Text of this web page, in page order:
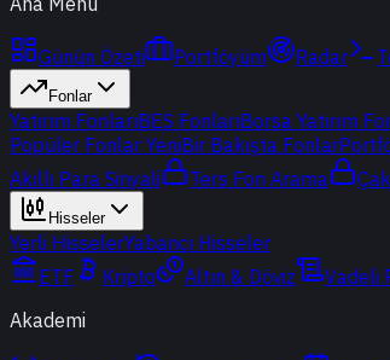
Günün Özeti Portföyüm Radar
Fonlar
Yatırım FonlarıBES FonlarıBorsa Yatırım
Popüler Fonlar YeniBir Bakışta Fonlar
Akıllı Para Sinyali
Ters Fon Arama
Hisseler
Yerli HisselerYabancı Hisseler
ETF
Kripto Altın & Döviz Vadeli
Akademi